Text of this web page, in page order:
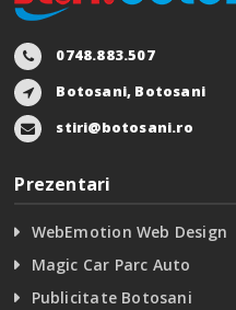
0748.883.507
Botosani, Botosani
stiri@botosani.ro
Prezentari
WebEmotion Web Design
Magic Car Parc Auto
Publicitate Botosani